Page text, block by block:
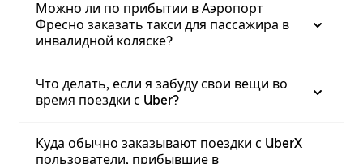
Можно ли по прибытии в Аэропорт
Фресно заказать такси для пассажира в
инвалидной коляске?
Что делать, если я забуду свои вещи во
время поездки с Uber?
Куда обычно заказывают поездки с UberX
пользователи, прибывшие в